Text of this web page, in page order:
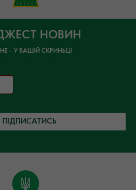
НОВИН
– У ВАШІЙ СКРИНЬЦІ
ПІДПИСАТИСЬ